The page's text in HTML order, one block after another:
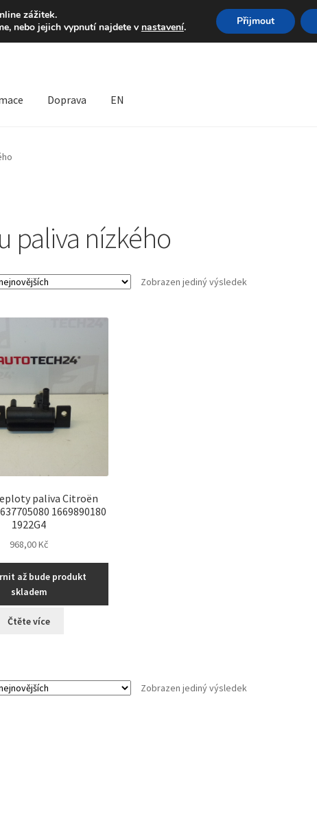
Volejte po-pá 9-16 704 494 494
Doprava EN
paliva nízkého
Zobrazen jediný výsledek
paliva Citroën
1669890180
1922G4
968,00Kč
až bude produkt
skladem
Čtěte více
Zobrazen jediný výsledek
zážitek.
nebo jejich vypnutí najdete v nastavení. Přijmout